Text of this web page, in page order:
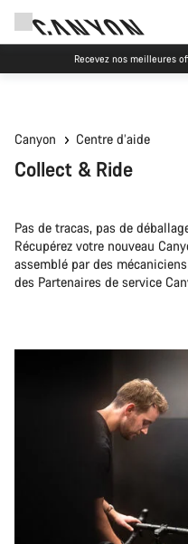
Recevez nos meilleures
Canyon Centre d’aide
Collect & Ride
Pas de tracas, pas de
Récupérez votre nouveau
assemblé par des
des Partenaires de service